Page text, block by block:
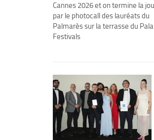
Cannes 2026 et on termine la
par le photocall des lauréats du
Palmarès sur la terrasse du
Festivals